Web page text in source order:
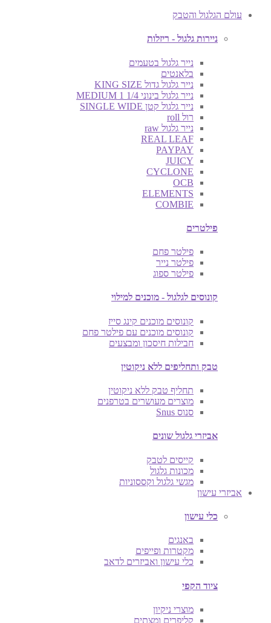
עולם הגלגול והטבק
ניירות גלגול - ריזלות
נייר גלגול בטעמים
בלאנטים
נייר גלגול גדול KING SIZE
נייר גלגול בינוני MEDIUM 1 1/4
נייר גלגול קטן SINGLE WIDE
רול roll
נייר גלגול raw
REAL LEAF
PAYPAY
JUICY
CYCLONE
OCB
ELEMENTS
COMBIE
פילטרים
פילטר פחם
פילטר נייר
פילטר ספוג
קונוסים לגלגול - מוכנים למילוי
קונוסים מוכנים קינג סייז
קונוסים מוכנים עם פילטר פחם
חבילות חיסכון ומבצעים
טבק ותחליפים ללא ניקוטין
תחליף טבק ללא ניקוטין
מוצרים מעושרים בטרפנים
סנוס Snus
אביזרי גלגול שונים
קייסים לטבק
מכונות גלגול
מגשי גלגול וקססוניות
אביזרי עישון
כלי עישון
באנגים
מקטרות ופייפים
כלי עישון ואביזרים לדאב
ציוד הקפי
מוצרי ניקיון
קליפרים ומצתים